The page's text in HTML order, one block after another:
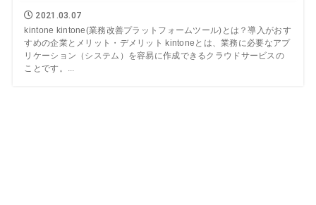
2021.03.07
kintone kintone(業務改善プラットフォームツール)とは？導入がおす
すめの企業とメリット・デメリット kintoneとは、業務に必要なアプ
リケーション（システム）を容易に作成できるクラウドサービスの
ことです。...